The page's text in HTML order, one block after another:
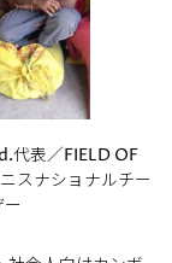
表／FIELD OF
スナショナルチー